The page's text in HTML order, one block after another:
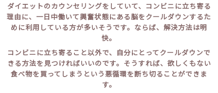
ダイエットのカウンセリングをしていて、コンビニに立ち寄る
理由に、一日中働いて興奮状態にある脳をクールダウンするた
めに利用している方が多いそうです。ならば、解決方法は明
快。
コンビニに立ち寄ること以外で、自分にとってクールダウンで
きる方法を見つければいいのです。そうすれば、欲しくもない
食べ物を買ってしまうという悪循環を断ち切ることができま
す。